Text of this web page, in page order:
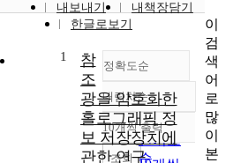
내보내기
내책장담기
한글로보기
정확도순
정확도
순
인기도
순
내림차순
내림차순
10개씩 출력
조회
1
참
조
광을 암호화한
홀로그래픽 정
보 저장장치에
관한 연구
이
검
색
어
로
많
이
본